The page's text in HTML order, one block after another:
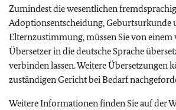
Zumindest die wesentlichen
Adoptionsentscheidung, Geburtsurkunde
Elternzustimmung, müssen Sie von einem
Übersetzer in die deutsche Sprache
verbinden lassen. Weitere Übersetzungen
zuständigen Gericht bei Bedarf
Weitere Informationen finden Sie auf der